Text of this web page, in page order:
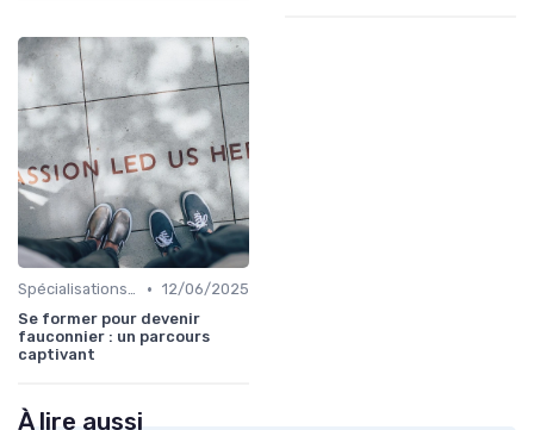
Spécialisations sectorielles • 12/06/2025
Se former pour devenir
fauconnier : un parcours
captivant
À lire aussi